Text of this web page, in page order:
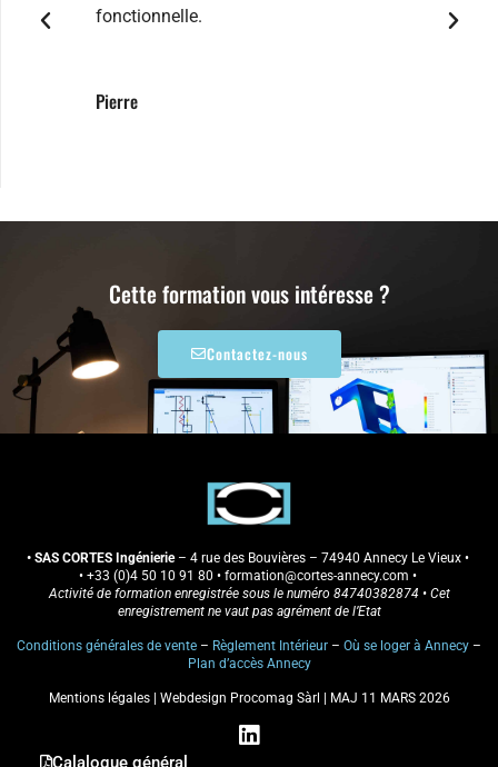
fonctionnelle.
Pierre
Cette formation vous intéresse ?
Contactez-nous
• SAS CORTES Ingénierie– 4 rue des Bouvières – 74940 Annecy Le Vieux •
• +33 (0)4 50 10 91 80 • formation@cortes-annecy.com •
Activité de formation enregistrée sous le numéro 84740382874 • Cet
enregistrement ne vaut pas agrément de l’Etat
Conditions générales de vente – Règlement Intérieur – Où se loger à Annecy –
Plan d’accès Annecy
Mentions légales| Webdesign Procomag Sàrl | MAJ 11 MARS 2026
L
Calalogue général